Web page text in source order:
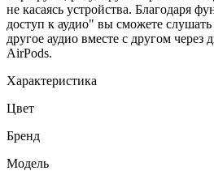
не касаясь устройства. Благодаря
доступ к аудио" вы сможете
другое аудио вместе с другом через
AirPods.
Характеристика
Цвет
Бренд
Модель